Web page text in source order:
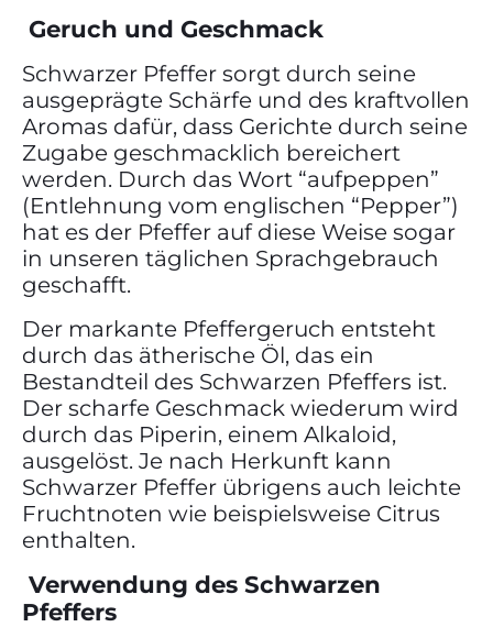
Geruch und Geschmack
Schwarzer Pfeffer sorgt durch seine
ausgeprägte Schärfe und des kraftvollen
Aromas dafür, dass Gerichte durch seine
Zugabe geschmacklich bereichert
werden. Durch das Wort “aufpeppen”
(Entlehnung vom englischen “Pepper”)
hat es der Pfeffer auf diese Weise sogar
in unseren täglichen Sprachgebrauch
geschafft.
Der markante Pfeffergeruch entsteht
durch das ätherische Öl, das ein
Bestandteil des Schwarzen Pfeffers ist.
Der scharfe Geschmack wiederum wird
durch das Piperin, einem Alkaloid,
ausgelöst. Je nach Herkunft kann
Schwarzer Pfeffer übrigens auch leichte
Fruchtnoten wie beispielsweise Citrus
enthalten.
Verwendung des Schwarzen
Pfeffers